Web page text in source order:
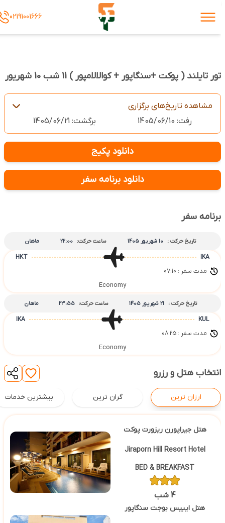
02191001666
تور تایلند ( پوکت +سنگاپور + کوالالامپور ) 11 شب 10 شهریور
مشاهده تاریخ‌های برگزاری
رفت: 1405/06/10
برگشت: 1405/06/21
دانلود پکیج
دانلود برنامه سفر
برنامه سفر
تاریخ حرکت : 10 شهریور 1405 ساعت حرکت: 22:00 ماهان
IKA
HKT
مدت سفر : 07:10
Economy
تاریخ حرکت : 21 شهریور 1405 ساعت حرکت: 23:55 ماهان
KUL
IKA
مدت سفر : 08:25
Economy
انتخاب هتل و رزرو
ارزان ترین گران ترین بیشترین خدمات
هتل جیراپورن ریزورت پوکت
Jiraporn Hill Resort Hotel
BED & BREAKFAST
4 شب
هتل ایبیس بوجت سنگاپور